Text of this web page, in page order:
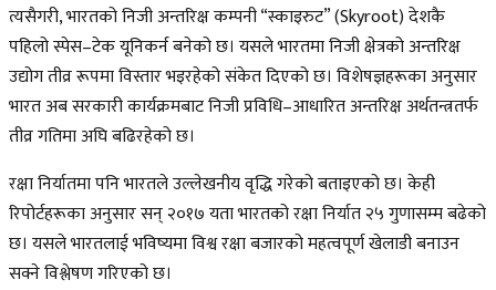
त्यसैगरी, भारतको निजी अन्तरिक्ष कम्पनी “स्काइरुट” (Skyroot) देशकै
पहिलो स्पेस–टेक यूनिकर्न बनेको छ। यसले भारतमा निजी क्षेत्रको अन्तरिक्ष
उद्योग तीव्र रूपमा विस्तार भइरहेको संकेत दिएको छ। विशेषज्ञहरूका अनुसार
भारत अब सरकारी कार्यक्रमबाट निजी प्रविधि–आधारित अन्तरिक्ष अर्थतन्त्रतर्फ
तीव्र गतिमा अघि बढिरहेको छ।
रक्षा निर्यातमा पनि भारतले उल्लेखनीय वृद्धि गरेको बताइएको छ। केही
रिपोर्टहरूका अनुसार सन् २०१७ यता भारतको रक्षा निर्यात २५ गुणासम्म बढेको
छ। यसले भारतलाई भविष्यमा विश्व रक्षा बजारको महत्वपूर्ण खेलाडी बनाउन
सक्ने विश्लेषण गरिएको छ।